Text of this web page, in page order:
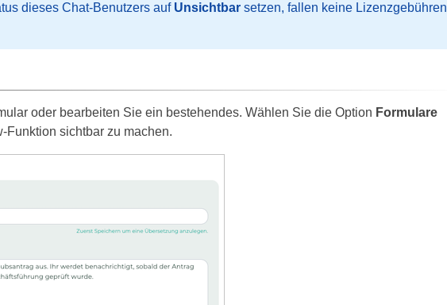
dieses Chat-Benutzers auf Unsichtbar setzen, fallen keine Lizenzgebühren
oder bearbeiten Sie ein bestehendes. Wählen Sie die Option Formulare
Funktion sichtbar zu machen.